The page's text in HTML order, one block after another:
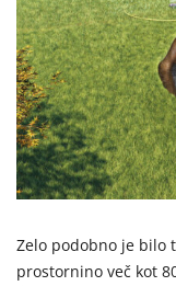
Zelo podobno je bilo
prostornino več kot